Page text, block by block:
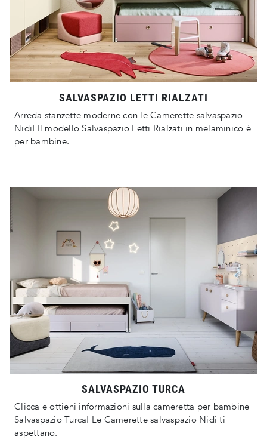
SALVASPAZIO LETTI RIALZATI
Arreda stanzette moderne con le Camerette salvaspazio
Nidi! Il modello Salvaspazio Letti Rialzati in melaminico è
per bambine.
SALVASPAZIO TURCA
Clicca e ottieni informazioni sulla cameretta per bambine
Salvaspazio Turca! Le Camerette salvaspazio Nidi ti
aspettano.